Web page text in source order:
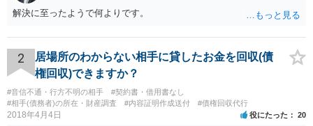
解決に至ったようで何よりです。
2
居場所のわからない相手に貸したお金を回収(債
権回収)できますか？
#音信不通・行方不明の相手
#契約書・借用書なし
#相手(債務者)の所在・財産調査
#内容証明作成送付 #債権回収代行
2018年4月4日 役にたった 20